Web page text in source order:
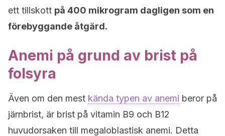
ett tillskott på 400 mikrogram dagligen som en
förebyggande åtgärd.
Anemi på grund av brist på
folsyra
Även om den mest kända typen av anemi beror på
järnbrist, är brist på vitamin B9 och B12
huvudorsaken till megaloblastisk anemi. Detta